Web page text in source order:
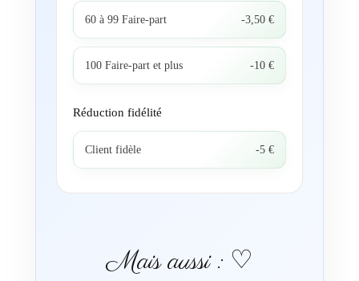
60 à 99 Faire-part -3,50 €
100 Faire-part et plus -10 €
Réduction fidélité
Client fidèle -5 €
Mais aussi : ♡